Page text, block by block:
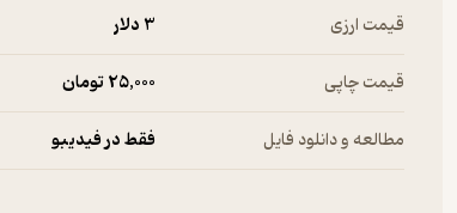
قیمت ارزی 3 دلار
قیمت چاپی 25,000 تومان
مطالعه و دانلود فایل فقط در فیدیبو